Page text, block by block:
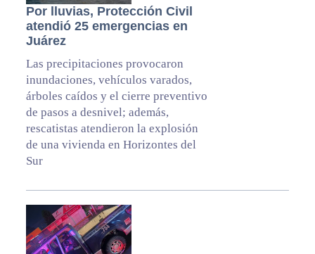
Por lluvias, Protección Civil
atendió 25 emergencias en
Juárez
Las precipitaciones provocaron
inundaciones, vehículos varados,
árboles caídos y el cierre preventivo
de pasos a desnivel; además,
rescatistas atendieron la explosión
de una vivienda en Horizontes del
Sur